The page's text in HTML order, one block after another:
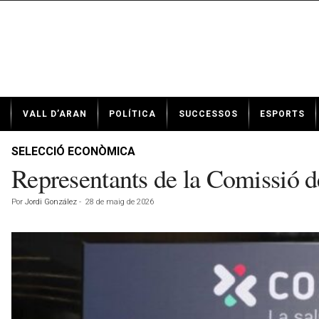
t
VALL D’ARAN POLÍTICA SUCCESSOS ESPORTS
SELECCIÓ ECONÒMICA
Representants de la Comissió
Por Jordi González - 28 de maig de 2026